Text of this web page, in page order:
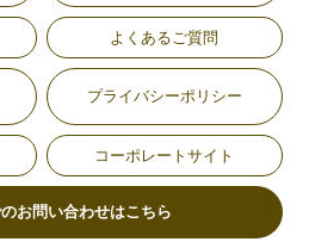
よくあるご質問
プライバシーポリシー
コーポレートサイト
お問い合わせはこちら